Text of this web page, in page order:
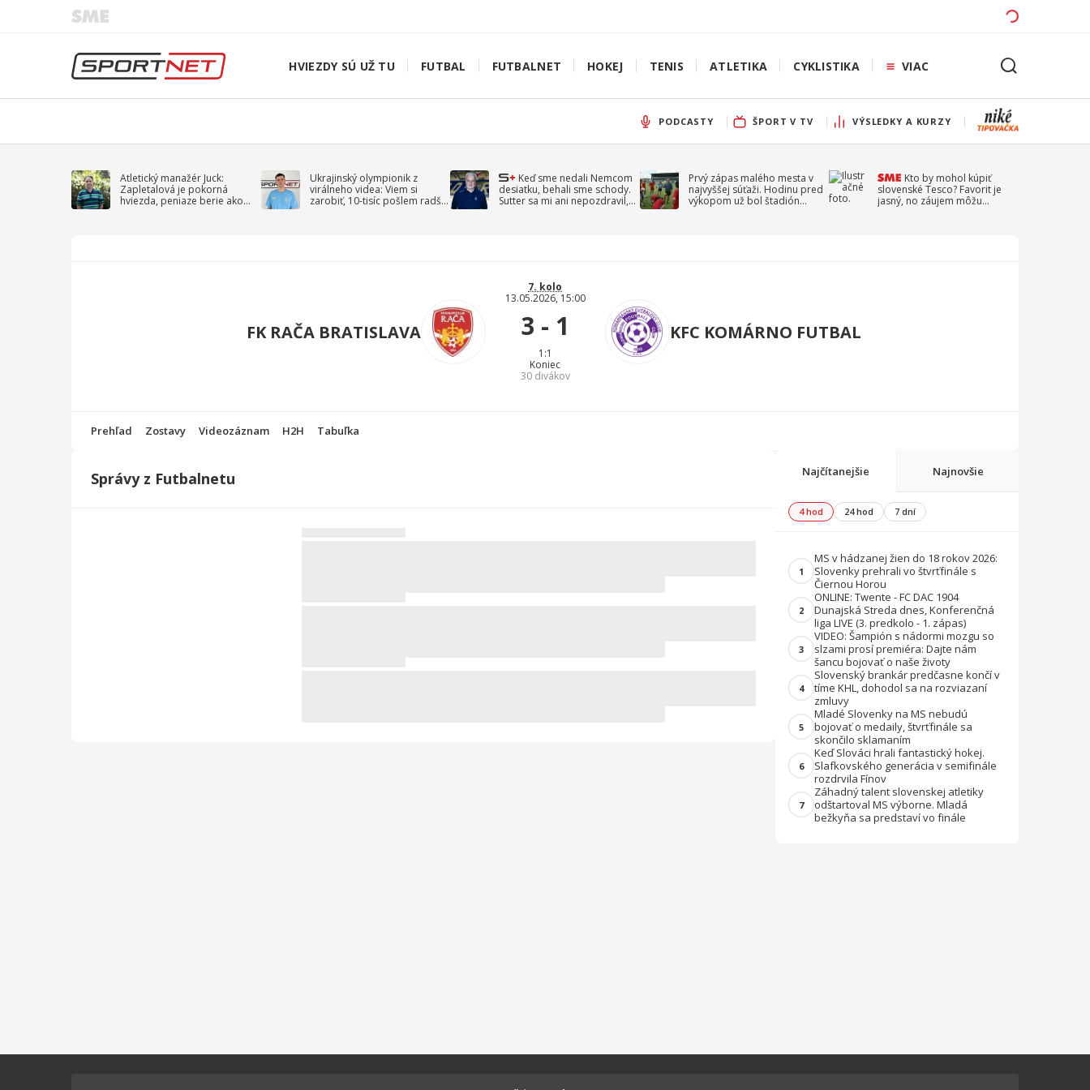
HVIEZDY SÚ UŽ TU FUTBAL FUTBALNET HOKEJ TENIS ATLETIKA CYKLISTIKA VIAC
PODCASTY ŠPORT V TV VÝSLEDKY A KURZY
Atletický manažér Juck:
Zapletalová je pokorná
hviezda, peniaze berie ako
Ukrajinský olympionik z
virálneho videa: Viem si
zarobiť, 10-tisíc pošlem radšej
Keď sme nedali Nemcom
desiatku, behali sme schody.
Sutter sa mi ani nepozdravil,
Prvý zápas malého mesta v
najvyššej súťaži. Hodinu pred
výkopom už bol štadión
Kto by mohol kúpiť
slovenské Tesco? Favorit je
jasný, no záujem môžu
FK RAČA BRATISLAVA
7. kolo
13.05.2026, 15:00
3 - 1
1:1
Koniec
30divákov
KFC KOMÁRNO FUTBAL
Prehľad Zostavy Videozáznam H2H Tabuľka
Správy z Futbalnetu Najčítanejšie Najnovšie
4 hod 24 hod 7 dní
1
MS v hádzanej žien do 18 rokov 2026:
Slovenky prehrali vo štvrťfinále s
Čiernou Horou
2
ONLINE: Twente - FC DAC 1904
Dunajská Streda dnes, Konferenčná
liga LIVE (3. predkolo - 1. zápas)
3
VIDEO: Šampión s nádormi mozgu so
slzami prosí premiéra: Dajte nám
šancu bojovať o naše životy
4
Slovenský brankár predčasne končí v
tíme KHL, dohodol sa na rozviazaní
zmluvy
5
Mladé Slovenky na MS nebudú
bojovať o medaily, štvrťfinále sa
skončilo sklamaním
6
Keď Slováci hrali fantastický hokej.
Slafkovského generácia v semifinále
rozdrvila Fínov
7
Záhadný talent slovenskej atletiky
odštartoval MS výborne. Mladá
bežkyňa sa predstaví vo finále